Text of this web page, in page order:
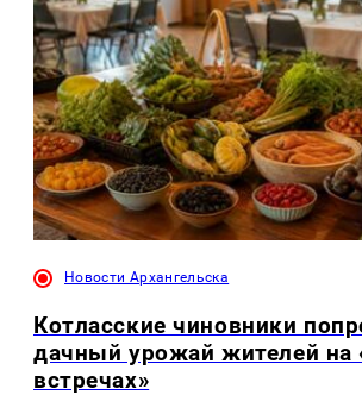
Новости Архангельска
Котласские чиновники
дачный урожай жителей на
встречах»